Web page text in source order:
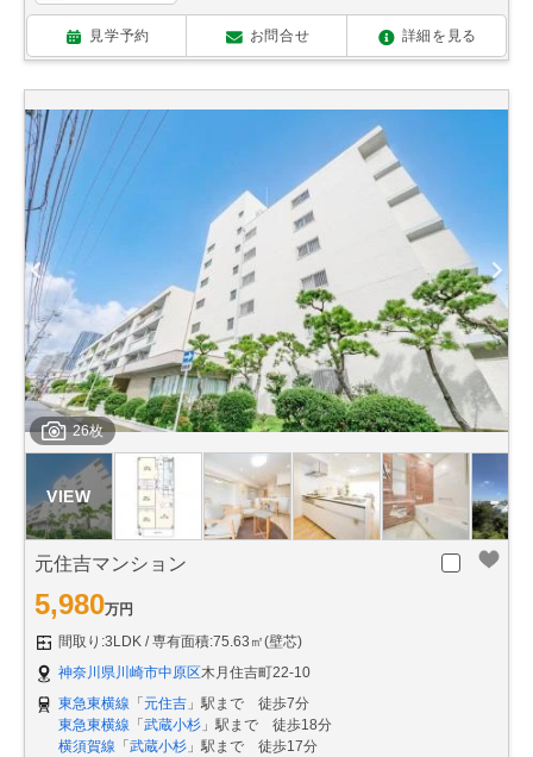
見学予約 お問合せ 詳細を見る
26枚
元住吉マンション
5,980万円
間取り:3LDK
専有面積:75.63㎡(壁芯)
神奈川県川崎市中原区木月住吉町22-10
東急東横線 「 元住吉 」駅まで 徒歩7分
東急東横線 「 武蔵小杉 」駅まで 徒歩18分
横須賀線 「 武蔵小杉 」駅まで 徒歩17分